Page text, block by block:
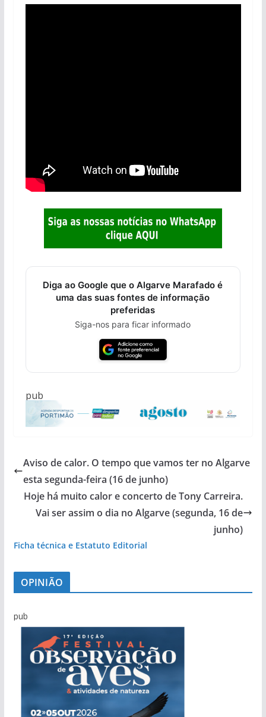
Diga ao Google que o Algarve Marafado é
uma das suas fontes de informação
preferidas
Siga-nos para ficar informado
pub
Aviso de calor. O tempo que vamos ter no Algarve
esta segunda-feira (16 de junho)
Hoje há muito calor e concerto de Tony Carreira.
Vai ser assim o dia no Algarve (segunda, 16 de
junho)
Ficha técnica e Estatuto Editorial
OPINIÃO
pub